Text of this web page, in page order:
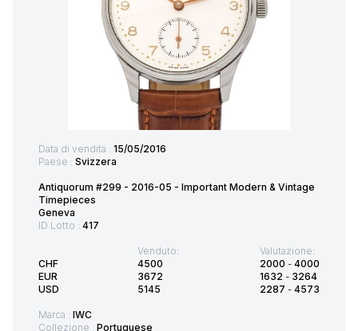
Data di vendita : 15/05/2016
Paese : Svizzera
Antiquorum #299 - 2016-05 - Important Modern & Vintage
Timepieces
Geneva
ID Lotto : 417
CHF
EUR
USD
Venduto:
4500
3672
5145
Valutazione:
2000 - 4000
1632 - 3264
2287 - 4573
Marca : IWC
Collezione : Portuguese